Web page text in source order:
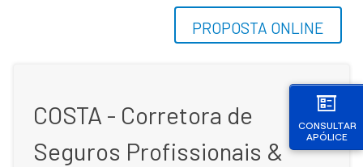
CONSULTAR
APÓLICE
PROPOSTA ONLINE
COSTA - Corretora de
Seguros Profissionais &